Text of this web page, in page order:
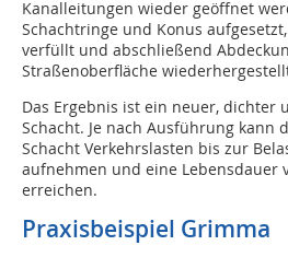
Kanalleitungen wieder geöffnet
Schachtringe und Konus
verfüllt und abschließend
Straßenoberfläche
Das Ergebnis ist ein neuer, dichter
Schacht. Je nach Ausführung kann
Schacht Verkehrslasten bis zur
aufnehmen und eine Lebensdauer
erreichen.
Praxisbeispiel Grimma